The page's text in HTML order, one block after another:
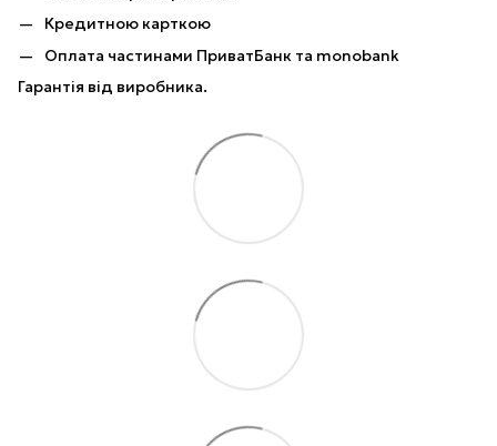
Кредитною карткою
Оплата частинами ПриватБанк та monobank
Гарантія від виробника.